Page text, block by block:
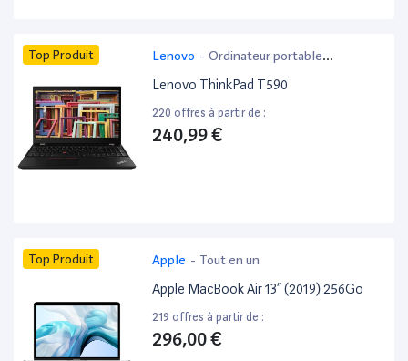
Top Produit Lenovo - Ordinateur portable
bureautique
Lenovo ThinkPad T590
220 offres à partir de :
240,99 €
Top Produit Apple - Tout en un
Apple MacBook Air 13” (2019) 256Go
219 offres à partir de :
296,00 €